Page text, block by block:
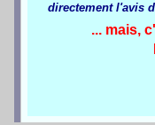
directement l'avis
... mais,